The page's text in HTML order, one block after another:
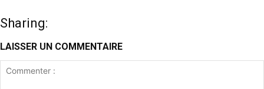
Sharing:
LAISSER UN COMMENTAIRE